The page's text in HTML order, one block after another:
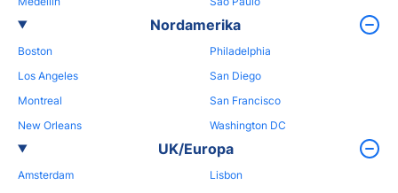
Nordamerika
Boston
Los Angeles
Montreal
New Orleans
Philadelphia
San Diego
San Francisco
Washington DC
UK/Europa
Amsterdam
Lisbon